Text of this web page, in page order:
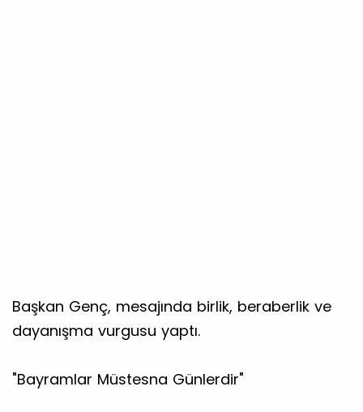
Başkan Genç, mesajında birlik, beraberlik ve
dayanışma vurgusu yaptı.
​"Bayramlar Müstesna Günlerdir"